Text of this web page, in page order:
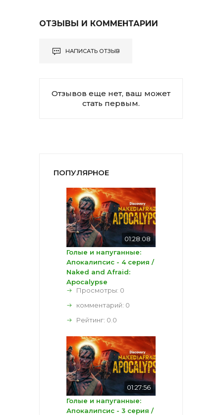
ОТЗЫВЫ И КОММЕНТАРИИ
НАПИСАТЬ ОТЗЫВ
Отзывов еще нет, ваш может
стать первым.
ПОПУЛЯРНОЕ
01:28:08
Голые и напуганные:
Апокалипсис - 4 серия /
Naked and Afraid:
Apocalypse
Просмотры: 0
комментарий: 0
Рейтинг: 0.0
01:27:56
Голые и напуганные:
Апокалипсис - 3 серия /